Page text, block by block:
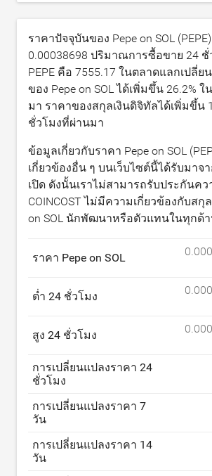
ราคาปัจจุบันของ Pepe on SOL
0.00038698 ปริมาณการซื้อขาย 24 ชั่
PEPE คือ 7555.17 ในตลาดแลกเปลี่ย
ของ Pepe on SOL ได้เพิ่มขึ้น 26.2% ใ
มา ราคาของสกุลเงินดิจิทัลได้เพิ่มขึ้น
ชั่วโมงที่ผ่านมา
ข้อมูลเกี่ยวกับราคา Pepe on SOL
เกี่ยวข้องอื่น ๆ บนเว็บไซต์นี้ได้รับมาจ
เปิด ดังนั้นเราไม่สามารถรับประกันค
COINCOST ไม่มีความเกี่ยวข้องกับสกุ
on SOL นักพัฒนาหรือตัวแทนในทุกด้
ราคา Pepe on SOL
ต่ำ 24 ชั่วโมง
สูง 24 ชั่วโมง
การเปลี่ยนแปลงราคา 24
ชั่วโมง
การเปลี่ยนแปลงราคา 7
วัน
การเปลี่ยนแปลงราคา 14
วัน